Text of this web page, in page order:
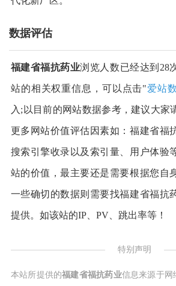
数据评估
福建省福抗药业浏览人数已经达到28
站的相关权重信息，可以点击"爱站
入;以目前的网站数据参考，建议大家
更多网站价值评估因素如：福建省福
搜索引擎收录以及索引量、用户体验
站的价值，最主要还是需要根据您自
一些确切的数据则需要找福建省福抗
提供。如该站的IP、PV、跳出率等！
特别声明
本站所提供的福建省福抗药业信息来源于网